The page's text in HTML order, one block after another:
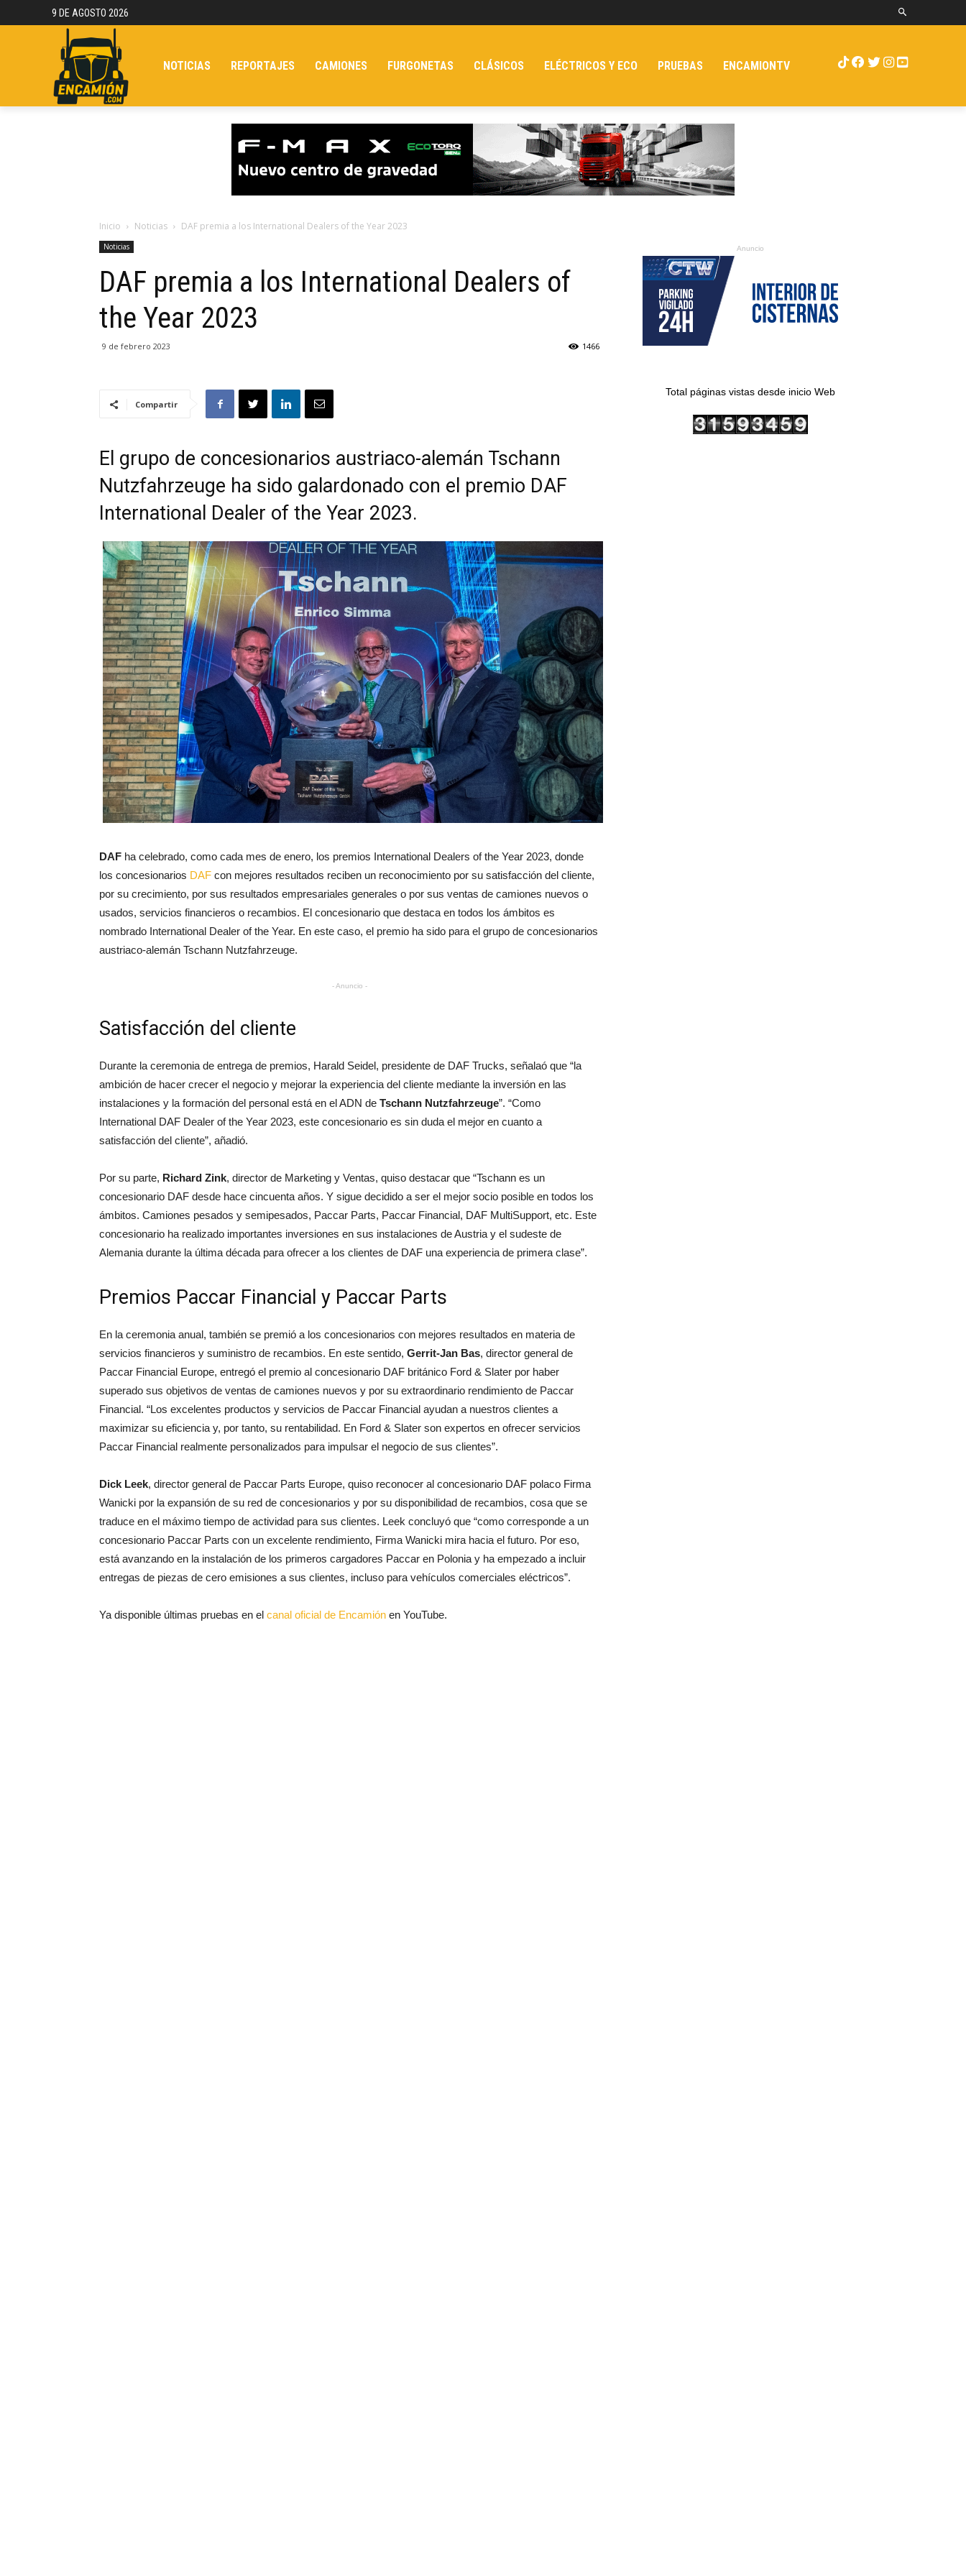
9 DE AGOSTO 2026
NOTICIAS REPORTAJES CAMIONES FURGONETAS CLÁSICOS ELÉCTRICOS Y ECO PRUEBAS ENCAMIONTV
Inicio Noticias DAF premia a los International Dealers of the Year 2023
Noticias
DAF premia a los International Dealers of
the Year 2023
9 de febrero 2023 1466
Compartir
El grupo de concesionarios austriaco-alemán Tschann
Nutzfahrzeuge ha sido galardonado con el premio DAF
International Dealer of the Year 2023.
DAF ha celebrado, como cada mes de enero, los premios International Dealers of the Year 2023, donde
los concesionarios DAF con mejores resultados reciben un reconocimiento por su satisfacción del cliente,
por su crecimiento, por sus resultados empresariales generales o por sus ventas de camiones nuevos o
usados, servicios financieros o recambios. El concesionario que destaca en todos los ámbitos es
nombrado International Dealer of the Year. En este caso, el premio ha sido para el grupo de concesionarios
austriaco-alemán Tschann Nutzfahrzeuge.
- Anuncio -
Satisfacción del cliente
Durante la ceremonia de entrega de premios, Harald Seidel, presidente de DAF Trucks, señalaó que “la
ambición de hacer crecer el negocio y mejorar la experiencia del cliente mediante la inversión en las
instalaciones y la formación del personal está en el ADN de Tschann Nutzfahrzeuge”. “Como
International DAF Dealer of the Year 2023, este concesionario es sin duda el mejor en cuanto a
satisfacción del cliente”, añadió.
Por su parte, Richard Zink, director de Marketing y Ventas, quiso destacar que “Tschann es un
concesionario DAF desde hace cincuenta años. Y sigue decidido a ser el mejor socio posible en todos los
ámbitos. Camiones pesados y semipesados, Paccar Parts, Paccar Financial, DAF MultiSupport, etc. Este
concesionario ha realizado importantes inversiones en sus instalaciones de Austria y el sudeste de
Alemania durante la última década para ofrecer a los clientes de DAF una experiencia de primera clase”.
Premios Paccar Financial y Paccar Parts
En la ceremonia anual, también se premió a los concesionarios con mejores resultados en materia de
servicios financieros y suministro de recambios. En este sentido, Gerrit-Jan Bas, director general de
Paccar Financial Europe, entregó el premio al concesionario DAF británico Ford & Slater por haber
superado sus objetivos de ventas de camiones nuevos y por su extraordinario rendimiento de Paccar
Financial. “Los excelentes productos y servicios de Paccar Financial ayudan a nuestros clientes a
maximizar su eficiencia y, por tanto, su rentabilidad. En Ford & Slater son expertos en ofrecer servicios
Paccar Financial realmente personalizados para impulsar el negocio de sus clientes”.
Dick Leek, director general de Paccar Parts Europe, quiso reconocer al concesionario DAF polaco Firma
Wanicki por la expansión de su red de concesionarios y por su disponibilidad de recambios, cosa que se
traduce en el máximo tiempo de actividad para sus clientes. Leek concluyó que “como corresponde a un
concesionario Paccar Parts con un excelente rendimiento, Firma Wanicki mira hacia el futuro. Por eso,
está avanzando en la instalación de los primeros cargadores Paccar en Polonia y ha empezado a incluir
entregas de piezas de cero emisiones a sus clientes, incluso para vehículos comerciales eléctricos”.
Ya disponible últimas pruebas en el canal oficial de Encamión en YouTube.
Anuncio
Total páginas vistas desde inicio Web